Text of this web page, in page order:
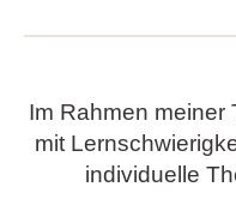
Im Rahmen meiner
mit
individuelle